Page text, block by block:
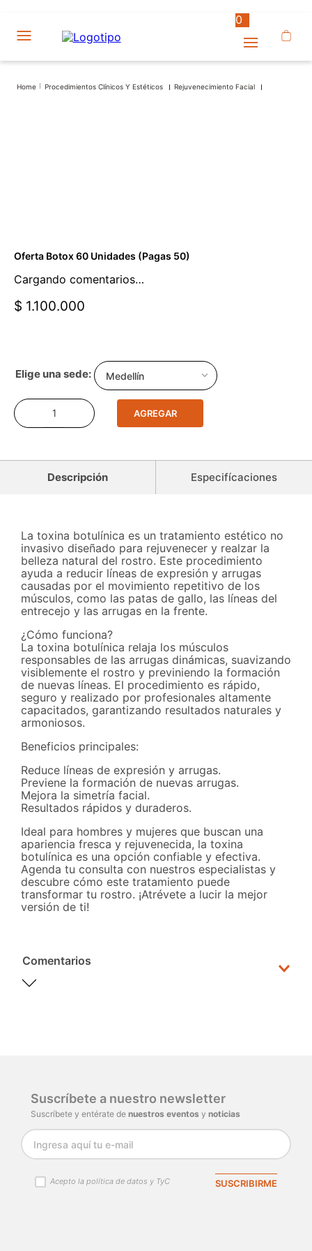
0
Procedimientos Clínicos Y Estéticos Rejuvenecimiento Facial
Oferta Botox 60 Unidades (Pagas 50)
Cargando comentarios…
$ 1.100.000
Medellín
AGREGAR
Descripción Especifícaciones
La toxina botulínica es un tratamiento estético no
invasivo diseñado para rejuvenecer y realzar la
belleza natural del rostro. Este procedimiento
ayuda a reducir líneas de expresión y arrugas
causadas por el movimiento repetitivo de los
músculos, como las patas de gallo, las líneas del
entrecejo y las arrugas en la frente.
¿Cómo funciona?
La toxina botulínica relaja los músculos
responsables de las arrugas dinámicas, suavizando
visiblemente el rostro y previniendo la formación
de nuevas líneas. El procedimiento es rápido,
seguro y realizado por profesionales altamente
capacitados, garantizando resultados naturales y
armoniosos.
Beneficios principales:
Reduce líneas de expresión y arrugas.
Previene la formación de nuevas arrugas.
Mejora la simetría facial.
Resultados rápidos y duraderos.
Ideal para hombres y mujeres que buscan una
apariencia fresca y rejuvenecida, la toxina
botulínica es una opción confiable y efectiva.
Agenda tu consulta con nuestros especialistas y
descubre cómo este tratamiento puede
transformar tu rostro. ¡Atrévete a lucir la mejor
versión de ti!
Comentarios
Suscríbete a nuestro newsletter
Suscríbete y entérate de nuestros eventos y noticias
Acepto la política de datos y TyC SUSCRIBIRME